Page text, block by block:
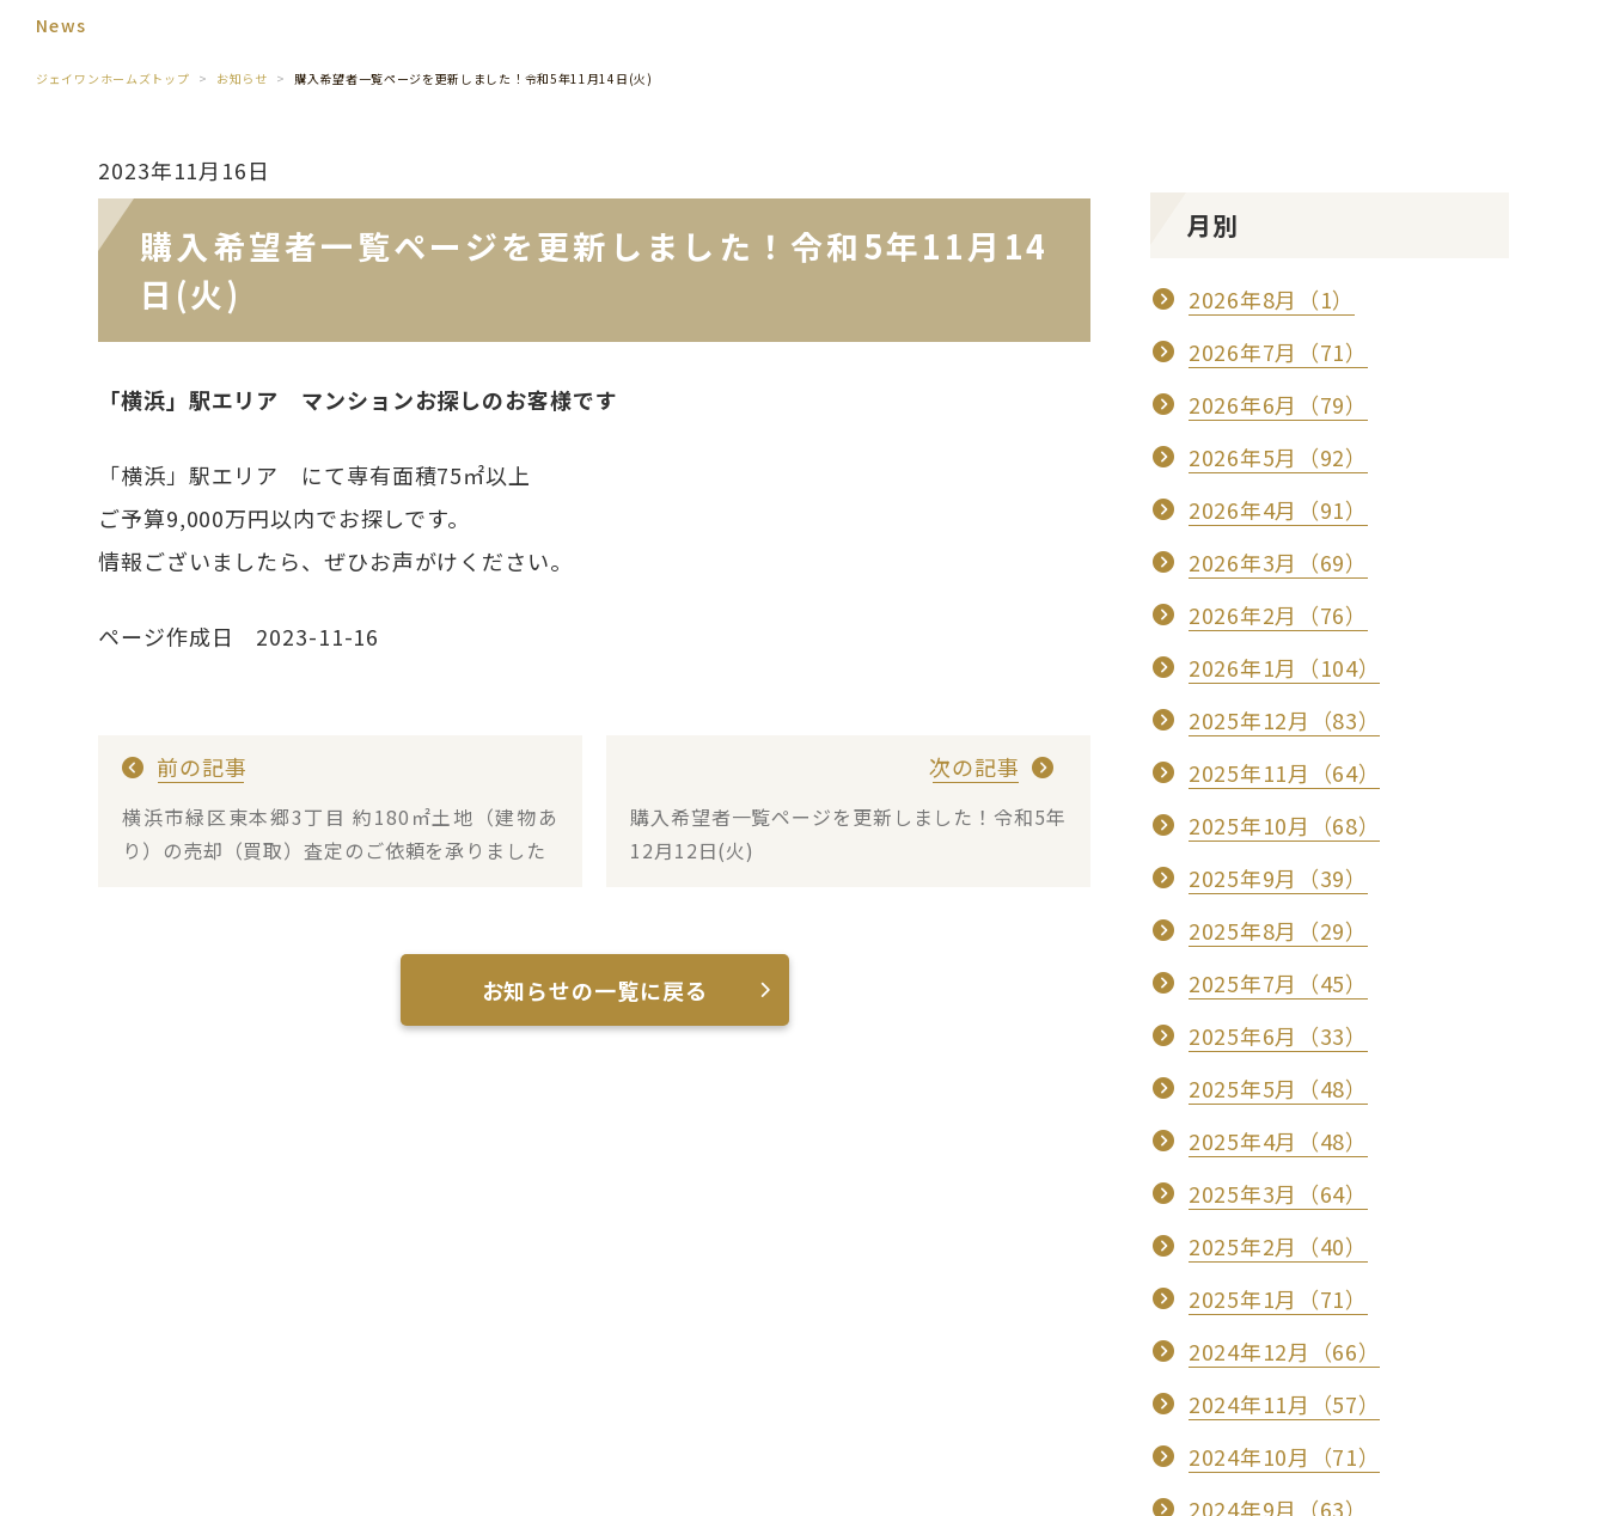
News
ジェイワンホームズトップ お知らせ 購入希望者一覧ページを更新しました！令和5年11月14日(火)
2023年11月16日
購入希望者一覧ページを更新しました！令和5年11月14
日(火)
「横浜」駅エリア マンションお探しのお客様です
「横浜」駅エリア にて専有面積75㎡以上
ご予算9,000万円以内でお探しです。
情報ございましたら、ぜひお声がけください。
ページ作成日 2023-11-16
前の記事
横浜市緑区東本郷3丁目 約180㎡土地（建物あ
り）の売却（買取）査定のご依頼を承りました
次の記事
購入希望者一覧ページを更新しました！令和5年
12月12日(火)
お知らせの一覧に戻る
月別
2026年8月（1）
2026年7月（71）
2026年6月（79）
2026年5月（92）
2026年4月（91）
2026年3月（69）
2026年2月（76）
2026年1月（104）
2025年12月（83）
2025年11月（64）
2025年10月（68）
2025年9月（39）
2025年8月（29）
2025年7月（45）
2025年6月（33）
2025年5月（48）
2025年4月（48）
2025年3月（64）
2025年2月（40）
2025年1月（71）
2024年12月（66）
2024年11月（57）
2024年10月（71）
2024年9月（63）